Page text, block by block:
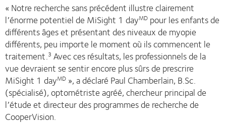
« Notre recherche sans précédent illustre clairement
l’énorme potentiel de MiSight 1 dayMD pour les enfants de
différents âges et présentant des niveaux de myopie
différents, peu importe le moment où ils commencent le
traitement.3 Avec ces résultats, les professionnels de la
vue devraient se sentir encore plus sûrs de prescrire
MiSight 1 dayMD », a déclaré Paul Chamberlain, B.Sc.
(spécialisé), optométriste agréé, chercheur principal de
l’étude et directeur des programmes de recherche de
CooperVision.